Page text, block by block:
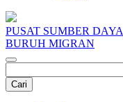
PUSAT SUMBER DAYA
BURUH MIGRAN